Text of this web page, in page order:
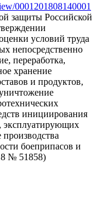
0001201808140001
защиты Российской
условий труда
непосредственно
переработка,
хранение
и продуктов,
инициирования
эксплуатирующих
боеприпасов и
№ 51858)